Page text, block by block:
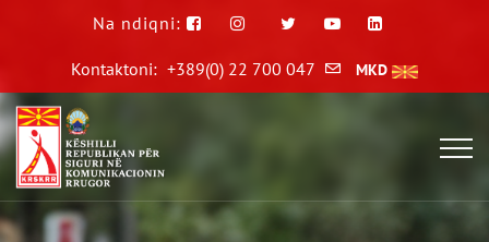
Na ndiqni:
Kontaktoni: +389(0) 22 700 047 MKD